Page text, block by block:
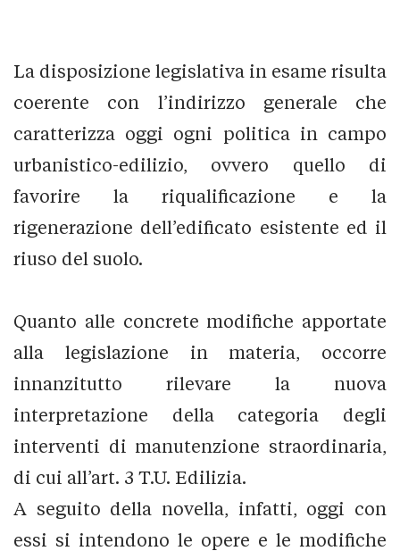
La disposizione legislativa in esame risulta
coerente con l’indirizzo generale che
caratterizza oggi ogni politica in campo
urbanistico-edilizio, ovvero quello di
favorire la riqualificazione e la
rigenerazione dell’edificato esistente ed il
riuso del suolo.
Quanto alle concrete modifiche apportate
alla legislazione in materia, occorre
innanzitutto rilevare la nuova
interpretazione della categoria degli
interventi di manutenzione straordinaria,
di cui all’art. 3 T.U. Edilizia.
A seguito della novella, infatti, oggi con
essi si intendono le opere e le modifiche